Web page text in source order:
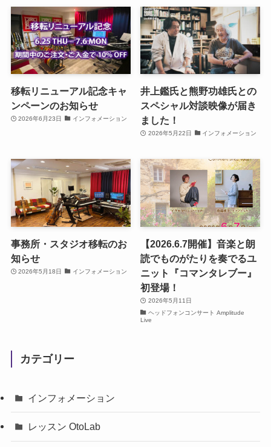
移転リニューアル記念キャ
ンペーンのお知らせ
2026年6月23日 インフォメーション
井上鑑氏と熊野功雄氏との
スペシャル対談映像が届き
ました！
2026年5月22日 インフォメーション
事務所・スタジオ移転のお
知らせ
2026年5月18日 インフォメーション
【2026.6.7開催】音楽と朗
読でものがたりを奏でるユ
ニット『コマンタレブー』
初登場！
2026年5月11日
ヘッドフォンコンサート Amplitude
Live
カテゴリー
インフォメーション
レッスン OtoLab